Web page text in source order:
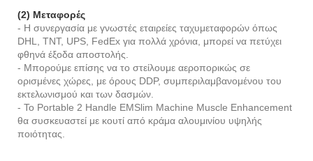
(2) Μεταφορές
- Η συνεργασία με γνωστές εταιρείες ταχυμεταφορών όπως
DHL, TNT, UPS, FedEx για πολλά χρόνια, μπορεί να πετύχει
φθηνά έξοδα αποστολής.
- Μπορούμε επίσης να το στείλουμε αεροπορικώς σε
ορισμένες χώρες, με όρους DDP, συμπεριλαμβανομένου του
εκτελωνισμού και των δασμών.
- Το Portable 2 Handle EMSlim Machine Muscle Enhancement
θα συσκευαστεί με κουτί από κράμα αλουμινίου υψηλής
ποιότητας.